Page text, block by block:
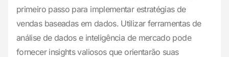
primeiro passo para implementar estratégias de
vendas baseadas em dados. Utilizar ferramentas de
análise de dados e inteligência de mercado pode
fornecer insights valiosos que orientarão suas